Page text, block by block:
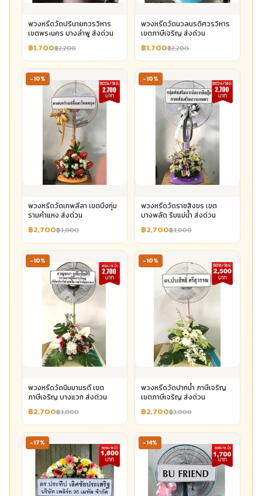
พวงหรีดวัดปรินายกวรวิหาร
เขตพระนคร บางลำพู ส่งด่วน
฿1,700฿2,200
พวงหรีดวัดนวลนรดิศวรวิหาร
เขตภาษีเจริญ ส่งด่วน
฿1,700฿2,200
-10%
พวงหรีดวัดเทพลีลา เขตบึงกุ่ม
รามคำแหง ส่งด่วน
฿2,700฿3,000
-10%
พวงหรีดวัดราชสิงขร เขต
บางพลัด ริมแม่น้ำ ส่งด่วน
฿2,700฿3,000
-10%
พวงหรีดวัดนิมมานรดี เขต
ภาษีเจริญ บางแวก ส่งด่วน
฿2,700฿3,000
-10%
พวงหรีดวัดปากน้ำ ภาษีเจริญ
เขตภาษีเจริญ ส่งด่วน
฿2,700฿3,000
-17% -14%